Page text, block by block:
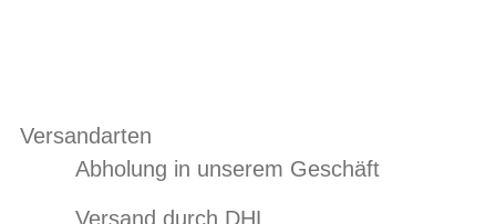
Versandarten
Abholung in unserem Geschäft
Versand durch DHL